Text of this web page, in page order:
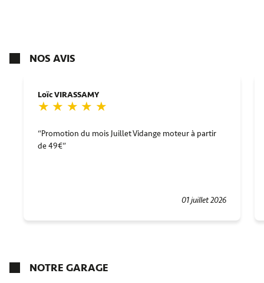
NOS AVIS
Loïc VIRASSAMY
01 juillet 2026
Promotion du mois Juillet Vidange moteur à partir
de 49€
NOTRE GARAGE